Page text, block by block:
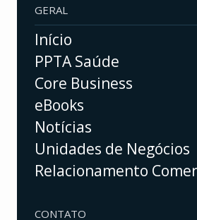
GERAL
Início
PPTA Saúde
Core Business
eBooks
Notícias
Unidades de Negócios
Relacionamento
CONTATO